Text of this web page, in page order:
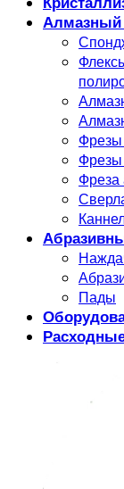
Алмазный
Фрезы
Фрезы
Фреза
Пады